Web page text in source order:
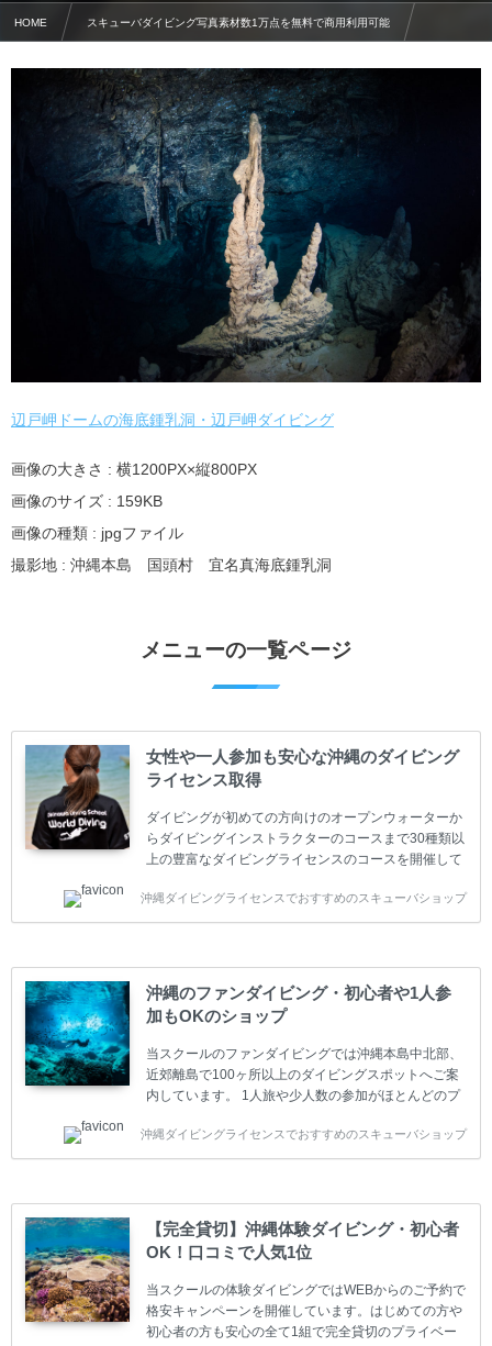
HOME スキューバダイビング写真素材数1万点を無料で商用利用可能
辺戸岬ドームの海底鍾乳洞・辺戸岬ダイビング
画像の大きさ : 横1200PX×縦800PX
画像のサイズ : 159KB
画像の種類 : jpgファイル
撮影地 : 沖縄本島 国頭村 宜名真海底鍾乳洞
メニューの一覧ページ
女性や一人参加も安心な沖縄のダイビング
ライセンス取得
ダイビングが初めての方向けのオープンウォーターか
らダイビングインストラクターのコースまで30種類以
上の豊富なダイビングライセンスのコースを開催して
(TEC)のコースもご用意しています。 当スクールを受
講するお客様は一人参加などの少人数のご参加が最も
は年間を通じてキャンペーンを行っています。 ベーシ
ックダイバー(Cカード) 1日間+eラーニング 最安値キ
ャンペーン ￥22800(税込) ￥16800(税込) 器材 / 送
迎 / 保険 / 全て込み ダイビング...
沖縄ダイビングライセンスでおすすめのスキューバショップ
沖縄のファンダイビング・初心者や1人参
加もOKのショップ
当スクールのファンダイビングでは沖縄本島中北部、
近郊離島で100ヶ所以上のダイビングスポットへご案
内しています。 1人旅や少人数の参加がほとんどのプ
の方も安心して楽しめるようにリフレッシュダイビン
グコースもご用意しています。お1人様も初心者の方
ーター様はファンダイビングの全てのコース費が
10%OFF、フル器材レンタルが50%OFFになります。
沖縄本島周辺ビーチ・ファンダイビング ￥13800(税
込)【 2ビーチ 】 ウエイト / タンク / 送迎...
沖縄ダイビングライセンスでおすすめのスキューバショップ
【完全貸切】沖縄体験ダイビング・初心者
OK！口コミで人気1位
当スクールの体験ダイビングではWEBからのご予約で
格安キャンペーンを開催しています。はじめての方や
初心者の方も安心の全て1組で完全貸切のプライベー